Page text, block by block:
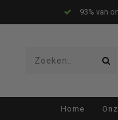
93% van
Home